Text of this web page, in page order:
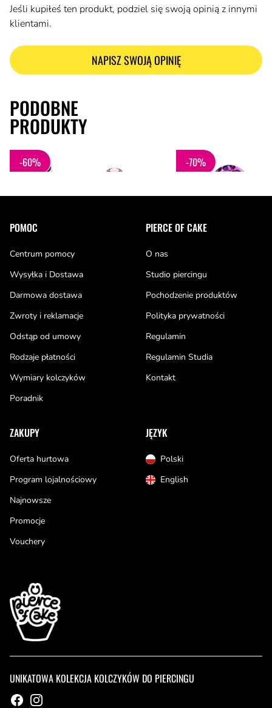
Jeśli kupiłeś ten produkt, podziel się swoją opinią z innymi
klientami.
NAPISZ SWOJĄ OPINIĘ
PODOBNE
PRODUKTY
od5,20 zł 13,00 zł
Labret z bioflexu z różowym
kryształkiem
-60%
Labret Ferido z
-70%
POMOC
Centrum pomocy
Wysyłka i Dostawa
Darmowa dostawa
Zwroty i reklamacje
Odstąp od umowy
Rodzaje płatności
Wymiary kolczyków
Poradnik
PIERCE OF CAKE
O nas
Studio piercingu
Pochodzenie produktów
Polityka prywatności
Regulamin
Regulamin Studia
Kontakt
ZAKUPY
Oferta hurtowa
Program lojalnościowy
Najnowsze
Promocje
Vouchery
JĘZYK
Polski
English
UNIKATOWA KOLEKCJA KOLCZYKÓW DO PIERCINGU
FacebookInstagram